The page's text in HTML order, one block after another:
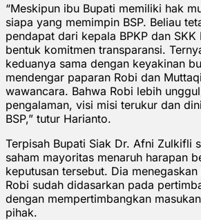
“Meskipun ibu Bupati memiliki hak
siapa yang memimpin BSP. Beliau
pendapat dari kepala BPKP dan SKK
bentuk komitmen transparansi.
keduanya sama dengan keyakinan
mendengar paparan Robi dan
wawancara. Bahwa Robi lebih
pengalaman, visi misi terukur dan
BSP,” tutur Harianto.
Terpisah Bupati Siak Dr. Afni Zulkifli
saham mayoritas menaruh harapan
keputusan tersebut. Dia
Robi sudah didasarkan pada
dengan mempertimbangkan
pihak.